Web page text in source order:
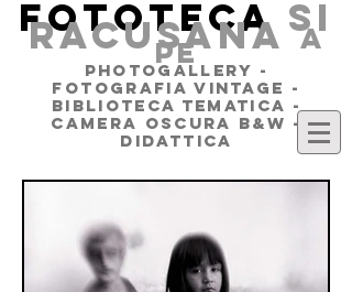
FOTOTECA SI
RACUSANAa
pe
PHOTOGALLERY -
FOTOGRAFIA VINTAGE -
BIBLIOTECA TEMATICA -
CAMERA OSCURA B&W -
DIDATTICA